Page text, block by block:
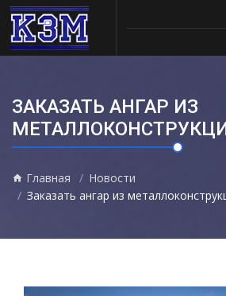
ЗАКАЗАТЬ АНГАР ИЗ
Главная
Новости
Заказать ангар из